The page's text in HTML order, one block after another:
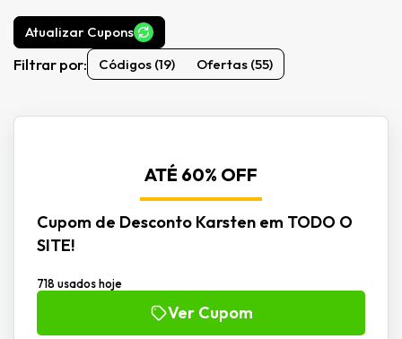
Filtrar por: Códigos (19) Ofertas (55)
Atualizar Cupons
ATÉ 60% OFF
Cupom de Desconto Karsten em TODO O
SITE!
718 usados hoje
Ver Cupom